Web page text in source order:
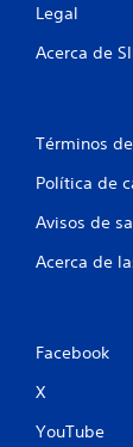
Legal
Acerca de
Términos
Política de
Avisos de
Acerca de
Facebook
X
YouTube